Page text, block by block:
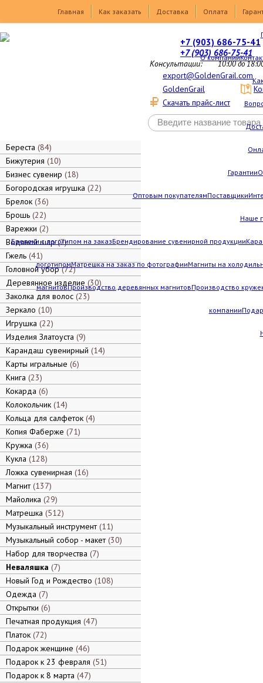
Главная
Как заказать Доставка Оплата
О компании
Гарантии
Оптовым покупателямПоставщики
Наше
Брелоки с логотипом на заказБрендирование сувенирной продукции
логотипомМатрешка на заказ по фотографииМагниты на
магнитовПроизводство деревянных магнитовПроизводство
компании
+7 (903) 686-75-41
+7 (903) 686-75-41
Консультации: 10:00 до
export@GoldenGrail.com
GoldenGrail
Скачать прайс-лист
Береста 84
Бижутерия 10
Бизнес сувенир 18
Богородская игрушка 22
Брелок 36
Брошь 22
Варежки 2
Водяной шар 7
Гжель 41
Головной убор 72
Деревянное изделие 30
Заколка для волос 23
Зеркало 10
Игрушка 22
Изделия Златоуста 9
Карандаш сувенирный 14
Карты игральные 6
Книга 23
Кокарда 6
Колокольчик 14
Кольца для салфеток 4
Копия Фаберже 71
Кружка 36
Кукла 128
Ложка сувенирная 16
Магнит 137
Майолика 29
Матрешка 512
Музыкальный инструмент 11
Музыкальный собор - макет 30
Набор для творчества 7
Неваляшка 7
Новый Год и Рождество 108
Одежда 7
Открытки 6
Печатная продукция 47
Платок 72
Подарок женщине 46
Подарок к 23 февраля 51
Подарок к 8 марта 47